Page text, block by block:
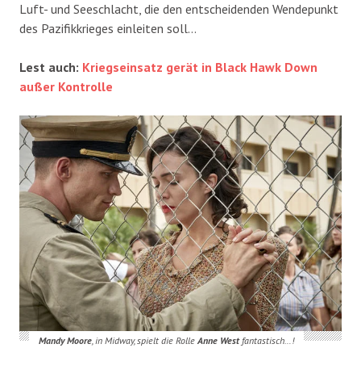
Luft- und Seeschlacht, die den entscheidenden Wendepunkt
des Pazifikkrieges einleiten soll…
Lest auch: Kriegseinsatz gerät in Black Hawk Down
außer Kontrolle
Mandy Moore, in Midway, spielt die Rolle Anne Westfantastisch…!